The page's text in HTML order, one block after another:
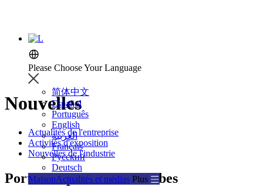
Please Choose Your Language
简体中文
Español
Português
English
العربية
Français
Русский
Deutsch
MaisonActualités et médias Plus
Nouvelles
Vous êtes ici :
Nouvelles
Actualités de l'entreprise
Activités d'exposition
Nouvelles de l'industrie
Port hors-point des Caraïbes